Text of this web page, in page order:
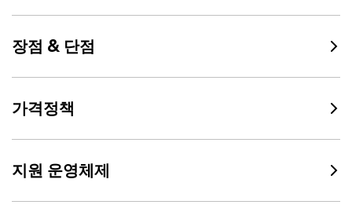
장점 & 단점
가격정책
지원 운영체제